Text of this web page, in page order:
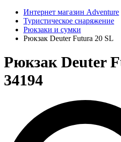
Интернет магазин Adventure
Туристическое снаряжение
Рюкзаки и сумки
Рюкзак Deuter Futura 20 SL
Рюкзак Deuter
34194